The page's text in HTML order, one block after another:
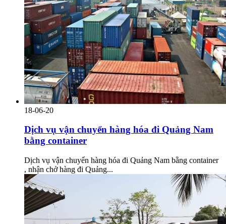
18-06-20
Dịch vụ vận chuyển hàng hóa đi Quảng Nam
bằng container
Dịch vụ vận chuyển hàng hóa đi Quảng Nam bằng container
, nhận chở hàng đi Quảng...